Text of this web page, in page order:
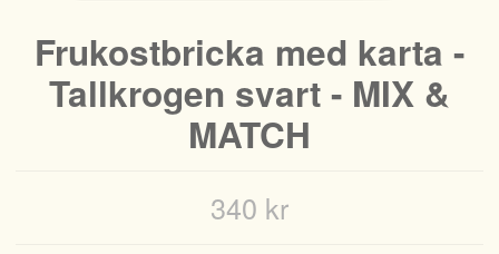
Frukostbricka med karta -
Tallkrogen svart - MIX &
MATCH
340 kr